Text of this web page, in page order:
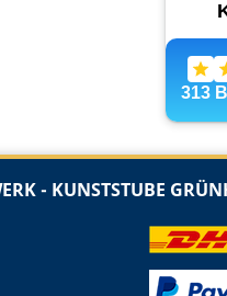
- KUNSTSTUBE